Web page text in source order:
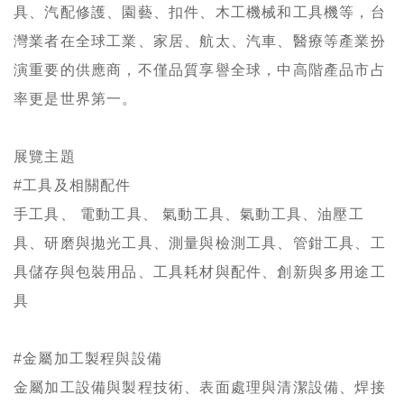
具、汽配修護、園藝、扣件、木工機械和工具機等，台
灣業者在全球工業、家居、航太、汽車、醫療等產業扮
演重要的供應商，不僅品質享譽全球，中高階產品市占
率更是世界第一。
展覽主題
#工具及相關配件
手工具、 電動工具、 氣動工具、氣動工具、油壓工
具、研磨與拋光工具、測量與檢測工具、管鉗工具、工
具儲存與包裝用品、工具耗材與配件、創新與多用途工
具
#金屬加工製程與設備
金屬加工設備與製程技術、表面處理與清潔設備、焊接